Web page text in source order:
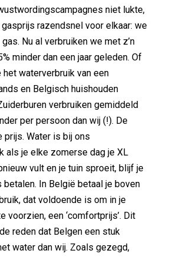
niet lukte,
razendsnel voor elkaar: we
Nu al verbruiken we met z’n
minder dan een jaar geleden. Of
waterverbruik van een
en Belgisch huishouden
verbruiken gemiddeld
per persoon dan wij (!). De
prijs. Water is bij ons
als je elke zomerse dag je XL
vult en je tuin sproeit, blijf je
In België betaal je boven
dat voldoende is om in je
voorzien, een ‘comfortprijs’. Dit
reden dat Belgen een stuk
water dan wij. Zoals gezegd,